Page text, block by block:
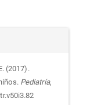
(2017).
Pediatría,